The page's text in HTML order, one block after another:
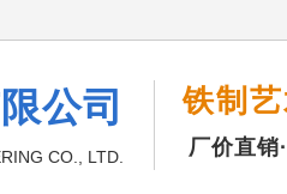
公司
CO., LTD.
铁制
厂价直销